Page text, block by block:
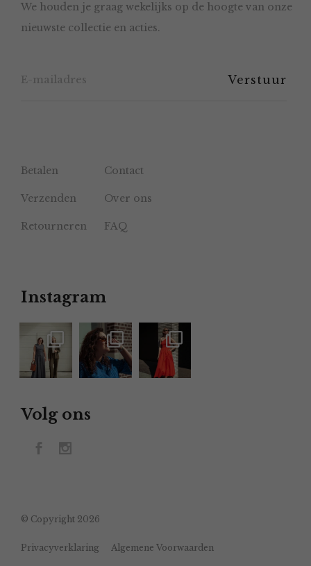
worden
op
productpagina
We houden je graag wekelijks op de hoogte van onze
nieuwste collectie en acties.
Betalen Contact
Verzenden Over ons
Retourneren FAQ
Instagram
Volg ons
© Copyright 2026
Privacyverklaring Algemene Voorwaarden